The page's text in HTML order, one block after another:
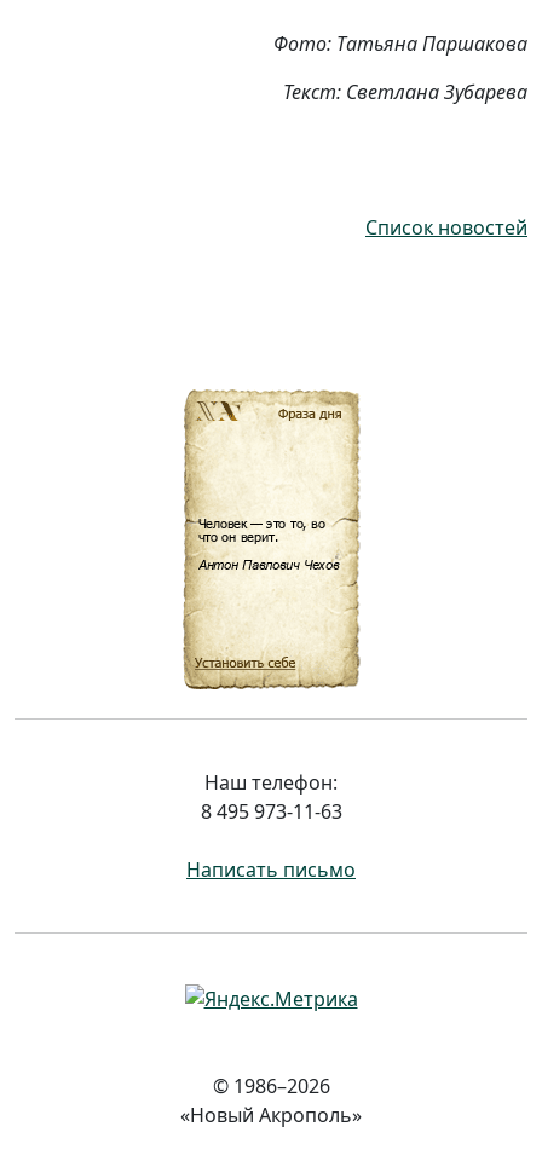
Фото: Татьяна Паршакова
Текст: Светлана Зубарева
Список новостей
Наш телефон:
8 495 973-11-63
Написать письмо
© 1986–2026
«Новый Акрополь»